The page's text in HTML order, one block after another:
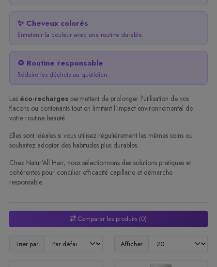
✨ Cheveux colorés
Entretenir la couleur avec une routine durable.
♻️ Routine responsable
Réduire les déchets au quotidien.
Les éco-rechargespermettent de prolonger l’utilisation de vos
flacons ou contenants tout en limitant l’impact environnemental de
votre routine beauté.
Elles sont idéales si vous utilisez régulièrement les mêmes soins ou
souhaitez adopter des habitudes plus durables.
Chez Natur’All Hair, nous sélectionnons des solutions pratiques et
cohérentes pour concilier efficacité capillaire et démarche
responsable.
Comparer les produits (0)
Trier par Afficher